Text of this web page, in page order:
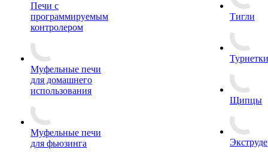
Печи с
программируемым
контролером
Муфельные печи
для домашнего
использования
Муфельные печи
для фьюзинга
Тигли
Турнетки
Щипцы